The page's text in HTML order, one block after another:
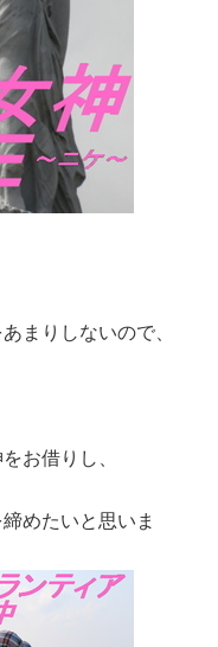
まりしないので、
お借りし、
めたいと思いま